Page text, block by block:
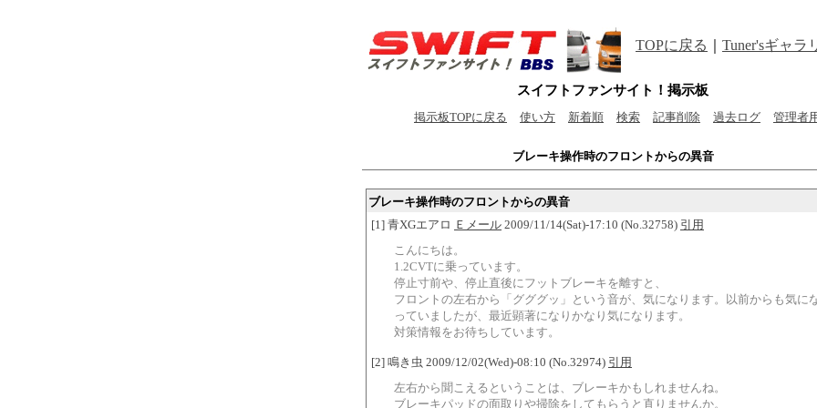
TOPに戻る Tuner'sギャラ
スイフトファンサイト！掲示板
掲示板TOPに戻る 使い方 新着順 検索 記事削除 過去ログ 管理者
ブレーキ操作時のフロントからの異音
ブレーキ操作時のフロントからの異音
[1] 青XGエアロ Ｅメール 2009/11/14(Sat)-17:10 (No.32758) 引用
こんにちは。
1.2CVTに乗っています。
停止寸前や、停止直後にフットブレーキを離すと、
フロントの左右から「グググッ」という音が、気になります。以前からも気に
っていましたが、最近顕著になりかなり気になります。
対策情報をお待ちしています。
[2] 鳴き虫 2009/12/02(Wed)-08:10 (No.32974) 引用
左右から聞こえるということは、ブレーキかもしれませんね。
ブレーキパッドの面取りや掃除をしてもらうと直りませんか。